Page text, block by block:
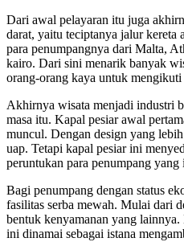
Dari awal pelayaran itu juga
darat, yaitu teciptanya jalur kereta
para penumpangnya dari Malta,
kairo. Dari sini menarik banyak
orang-orang kaya untuk mengikuti
Akhirnya wisata menjadi industri
masa itu. Kapal pesiar awal
muncul. Dengan design yang
uap. Tetapi kapal pesiar ini
peruntukan para penumpang yang
Bagi penumpang dengan status
fasilitas serba mewah. Mulai dari
bentuk kenyamanan yang
ini dinamai sebagai istana